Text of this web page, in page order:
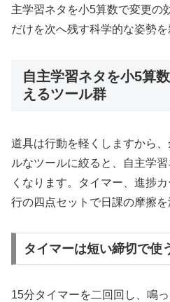
主学習ネタを小5算数で変更の
だけを次へ残す科学的な姿勢を
自主学習ネタを小5算
えるツール群
道具は行動を軽くしますから
ルなツールに絞ると、自主学
くなります。タイマー、進捗
行の四点セットで日課の摩擦を
タイマーは短い締切で使
15分タイマーを二回回し、鳴